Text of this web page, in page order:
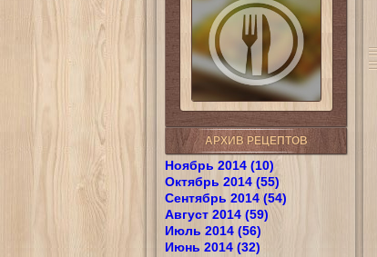
АРХИВ РЕЦЕПТОВ
Ноябрь 2014 (10)
Октябрь 2014 (55)
Сентябрь 2014 (54)
Август 2014 (59)
Июль 2014 (56)
Июнь 2014 (32)